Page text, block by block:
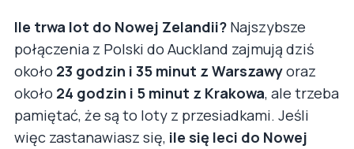
Ile trwa lot do Nowej Zelandii? Najszybsze
połączenia z Polski do Auckland zajmują dziś
około 23 godzin i 35 minut z Warszawyoraz
około 24 godzin i 5 minut z Krakowa, ale trzeba
pamiętać, że są to loty z przesiadkami. Jeśli
więc zastanawiasz się, ile się leci do Nowej